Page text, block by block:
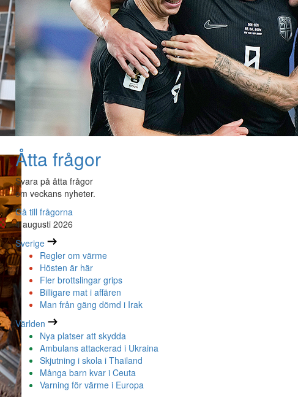
Åtta frågor
Svara på åtta frågor
om veckans nyheter.
Gå till frågorna
4 augusti 2026
Sverige
Regler om värme
Hösten är här
Fler brottslingar grips
Billigare mat i affären
Man från gäng dömd i Irak
Världen
Nya platser att skydda
Ambulans attackerad i Ukraina
Skjutning i skola i Thailand
Många barn kvar i Ceuta
Varning för värme i Europa